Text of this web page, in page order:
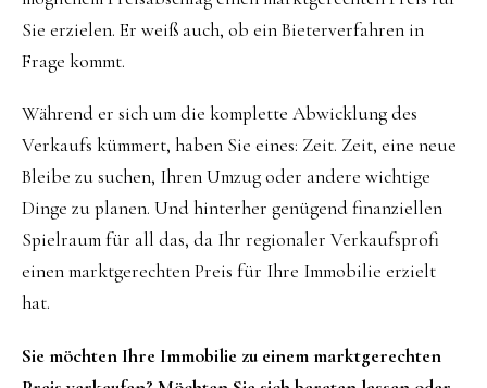
Sie erzielen. Er weiß auch, ob ein Bieterverfahren in
Frage kommt.
Während er sich um die komplette Abwicklung des
Verkaufs kümmert, haben Sie eines: Zeit. Zeit, eine neue
Bleibe zu suchen, Ihren Umzug oder andere wichtige
Dinge zu planen. Und hinterher genügend finanziellen
Spielraum für all das, da Ihr regionaler Verkaufsprofi
einen marktgerechten Preis für Ihre Immobilie erzielt
hat.
Sie möchten Ihre Immobilie zu einem marktgerechten